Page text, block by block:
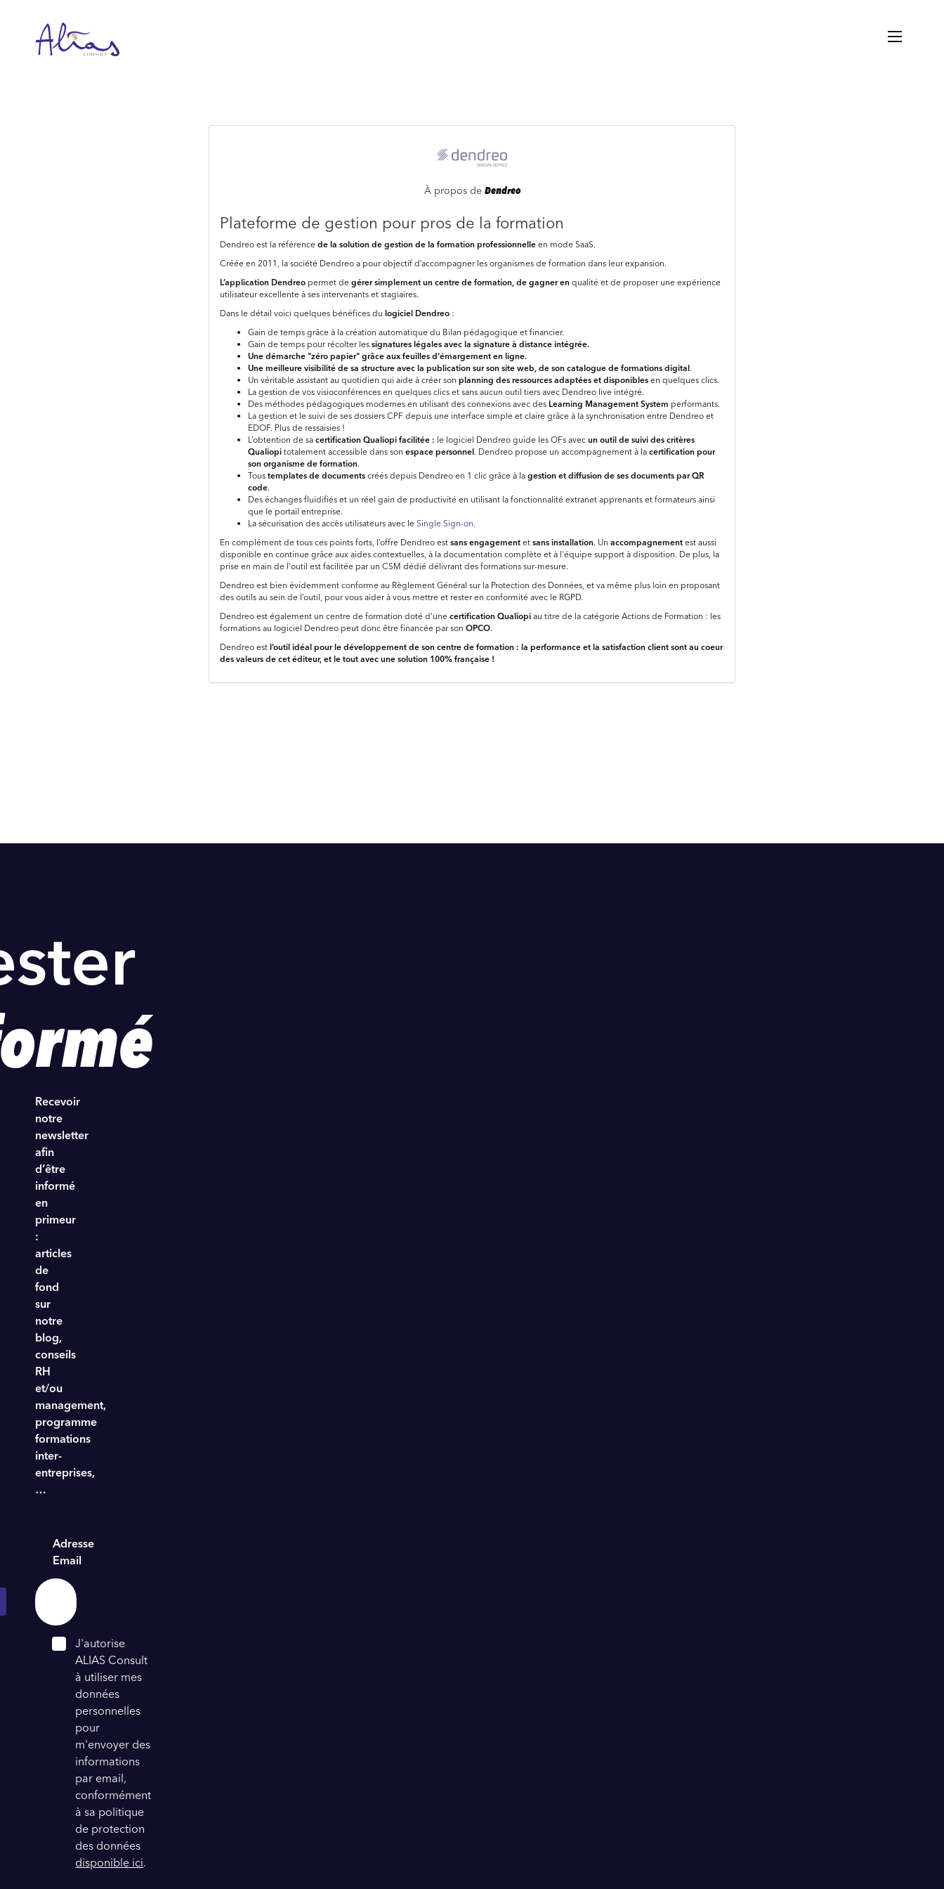
contenu
À propos de Dendreo
Plateforme de gestion pour pros de la formation
Dendreo est la référence de la solution de gestion de la formation professionnelle en mode SaaS.
Créée en 2011, la société Dendreo a pour objectif d’accompagner les organismes de formation dans leur expansion.
L’application Dendreo permet de gérer simplement un centre de formation, de gagner en qualité et de proposer une expérience
utilisateur excellente à ses intervenants et stagiaires.
Dans le détail voici quelques bénéfices du logiciel Dendreo :
Gain de temps grâce à la création automatique du Bilan pédagogique et financier.
Gain de temps pour récolter les signatures légales avec la signature à distance intégrée.
Une démarche "zéro papier" grâce aux feuilles d'émargement en ligne.
Une meilleure visibilité de sa structure avec la publication sur son site web, de son catalogue de formations digital.
Un véritable assistant au quotidien qui aide à créer son planning des ressources adaptées et disponibles en quelques clics.
La gestion de vos visioconférences en quelques clics et sans aucun outil tiers avec Dendreo live intégré.
Des méthodes pédagogiques modernes en utilisant des connexions avec des Learning Management System performants.
La gestion et le suivi de ses dossiers CPF depuis une interface simple et claire grâce à la synchronisation entre Dendreo et
EDOF. Plus de ressaisies !
L’obtention de sa certification Qualiopi facilitée : le logiciel Dendreo guide les OFs avec un outil de suivi des critères
Qualiopi totalement accessible dans son espace personnel. Dendreo propose un accompagnement à la certification pour
son organisme de formation.
Tous templates de documents créés depuis Dendreo en 1 clic grâce à la gestion et diffusion de ses documents par QR
code.
Des échanges fluidifiés et un réel gain de productivité en utilisant la fonctionnalité extranet apprenants et formateurs ainsi
que le portail entreprise.
La sécurisation des accès utilisateurs avec le Single Sign-on.
En complément de tous ces points forts, l’offre Dendreo est sans engagement et sans installation. Un accompagnement est aussi
disponible en continue grâce aux aides contextuelles, à la documentation complète et à l'équipe support à disposition. De plus, la
prise en main de l'outil est facilitée par un CSM dédié délivrant des formations sur-mesure.
Dendreo est bien évidemment conforme au Règlement Général sur la Protection des Données, et va même plus loin en proposant
des outils au sein de l’outil, pour vous aider à vous mettre et rester en conformité avec le RGPD.
Dendreo est également un centre de formation doté d'une certification Qualiopi au titre de la catégorie Actions de Formation : les
formations au logiciel Dendreo peut donc être financée par son OPCO.
Dendreo est l’outil idéal pour le développement de son centre de formation : la performance et la satisfaction client sont au coeur
des valeurs de cet éditeur, et le tout avec une solution 100% française !
Recevoir
notre
newsletter
afin
d’être
informé
en
primeur
:
articles
de
fond
sur
notre
blog,
conseils
RH
et/ou
management,
programme
formations
inter-
entreprises,
…
Adresse
Email
J'autorise
ALIAS Consult
à utiliser mes
données
personnelles
pour
m'envoyer des
informations
par email,
conformément
à sa politique
de protection
des données
disponible ici.